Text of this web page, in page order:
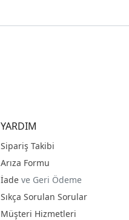
YARDIM
Sipariş Takibi
Arıza Formu
İade ve Geri Ödeme
Sıkça Sorulan Sorular
Müşteri Hizmetleri